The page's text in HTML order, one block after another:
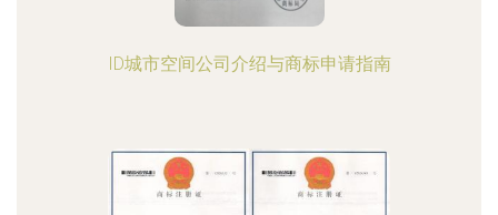
ID城市空间公司介绍与商标申请指南